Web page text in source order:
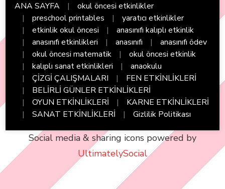
ANA SAYFA
okul öncesi etkinlikler
preschool printables
yaratıcı etkinlikler
etkinlik okul öncesi
anasınıfı kalıplı etkinlik
anasınıfı etkinlikleri
anasınıfı
anasınıfı ödev
okul öncesi matematik
okul öncesi etkinlik
kalıplı sanat etkinlikleri
anaokulu
ÇİZGİ ÇALIŞMALARI
FEN ETKİNLİKLERİ
BELİRLİ GÜNLER ETKİNLİKLERİ
OYUN ETKİNLİKLERİ
KARNE ETKİNLİKLERİ
SANAT ETKİNLİKLERİ
Gizlilik Politikası
Social media & sharing icons powered by
UltimatelySocial